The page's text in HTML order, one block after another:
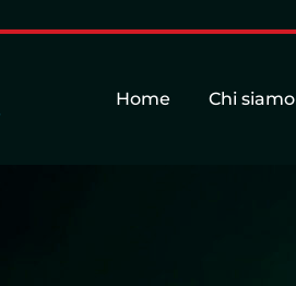
Home Chi siamo